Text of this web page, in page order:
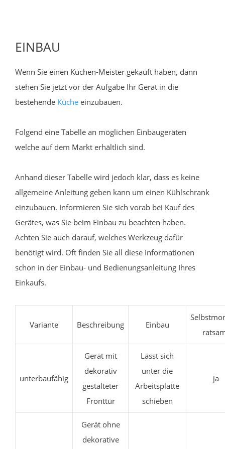
EINBAU
Wenn Sie einen Küchen-Meister gekauft haben, dann
stehen Sie jetzt vor der Aufgabe Ihr Gerät in die
bestehende Küche einzubauen.
Folgend eine Tabelle an möglichen Einbaugeräten
welche auf dem Markt erhältlich sind.
Anhand dieser Tabelle wird jedoch klar, dass es keine
allgemeine Anleitung geben kann um einen Kühlschrank
einzubauen. Informieren Sie sich vorab bei Kauf des
Gerätes, was Sie beim Einbau zu beachten haben.
Achten Sie auch darauf, welches Werkzeug dafür
benötigt wird. Oft finden Sie all diese Informationen
schon in der Einbau- und Bedienungsanleitung Ihres
Einkaufs.
Variante Beschreibung Einbau
unterbaufähig
Gerät mit
dekorativ
gestalteter
Fronttür
Lässt sich
unter die
Arbeitsplatte
schieben
ja
Gerät ohne
dekorative